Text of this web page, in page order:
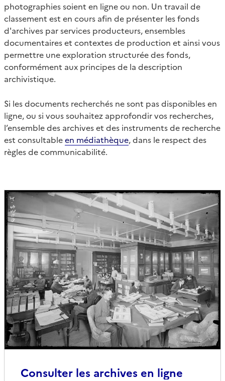
photographies soient en ligne ou non. Un travail de
classement est en cours afin de présenter les fonds
d'archives par services producteurs, ensembles
documentaires et contextes de production et ainsi vous
permettre une exploration structurée des fonds,
conformément aux principes de la description
archivistique.
Si les documents recherchés ne sont pas disponibles en
ligne, ou si vous souhaitez approfondir vos recherches,
l’ensemble des archives et des instruments de recherche
est consultableen médiathèque, dans le respect des
règles de communicabilité.
Consulter les archives en ligne